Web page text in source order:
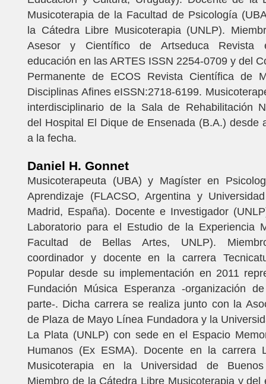
Musicoterapia de la Facultad de Psicología
la Cátedra Libre Musicoterapia (UNLP).
Asesor y Científico de Artseduca Revista
educación en las ARTES ISSN 2254-0709 y del
Permanente de ECOS Revista Científica de
Disciplinas Afines eISSN:2718-6199.
interdisciplinario de la Sala de Rehabilitación
del Hospital El Dique de Ensenada (B.A.) desde
a la fecha.
Daniel H. Gonnet
Musicoterapeuta (UBA) y Magíster en
Aprendizaje (FLACSO, Argentina y
Madrid, España). Docente e Investigador
Laboratorio para el Estudio de la Experiencia
Facultad de Bellas Artes, UNLP).
coordinador y docente en la carrera
Popular desde su implementación en 2011
Fundación Música Esperanza -organización
parte-. Dicha carrera se realiza junto con la
de Plaza de Mayo Línea Fundadora y la
La Plata (UNLP) con sede en el Espacio
Humanos (Ex ESMA). Docente en la carrera
Musicoterapia en la Universidad de
Miembro de la Cátedra Libre Musicoterapia y del